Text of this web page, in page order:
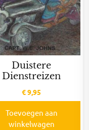
Duistere
Dienstreizen
€9,95
Toevoegen aan
winkelwagen